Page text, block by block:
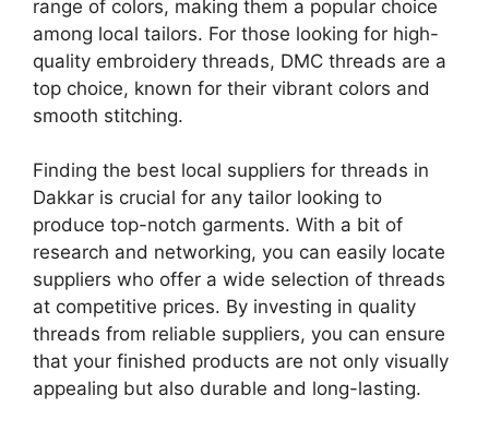
range of colors, making them a popular choice
among local tailors. For those looking for high-
quality embroidery threads, DMC threads are a
top choice, known for their vibrant colors and
smooth stitching.
Finding the best local suppliers for threads in
Dakkar is crucial for any tailor looking to
produce top-notch garments. With a bit of
research and networking, you can easily locate
suppliers who offer a wide selection of threads
at competitive prices. By investing in quality
threads from reliable suppliers, you can ensure
that your finished products are not only visually
appealing but also durable and long-lasting.